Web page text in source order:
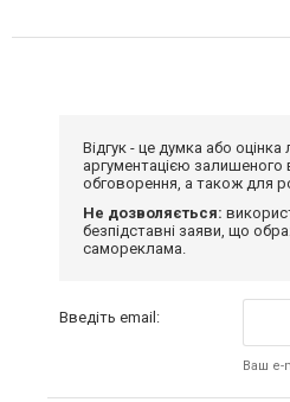
Відгук - це думка або
аргументацією залишеного
обговорення, а також для
Не дозволяється:
безпідставні заяви, що
самореклама.
Введіть email:
Ваш e-